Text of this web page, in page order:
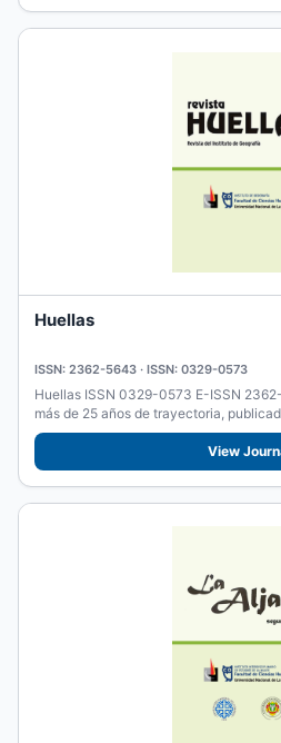
Huellas
ISSN: 2362-5643 · ISSN: 0329-0573
Huellas ISSN 0329-0573 E-ISSN 2362-5643 Revista científica, con
más de 25 años de trayectoria,
View